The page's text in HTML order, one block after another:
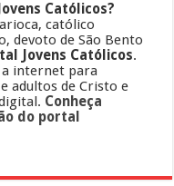
Católicos?
católico
devoto de São Bento
Jovens Católicos.
a internet para
adultos de Cristo e
Conheça
do portal